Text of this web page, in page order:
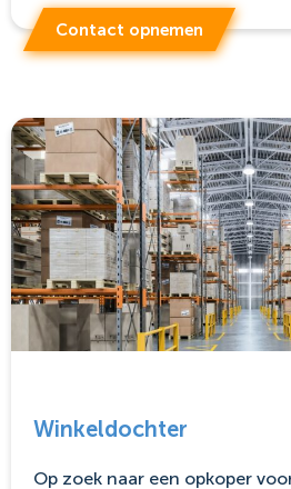
Contact opnemen
Winkeldochter
Op zoek naar een opkoper